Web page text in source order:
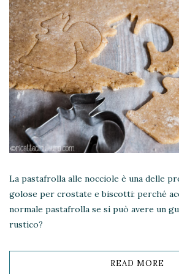
share">
La pastafrolla alle nocciole è una delle
golose per crostate e biscotti: perché
normale pastafrolla se si può avere un
rustico?
READ MORE